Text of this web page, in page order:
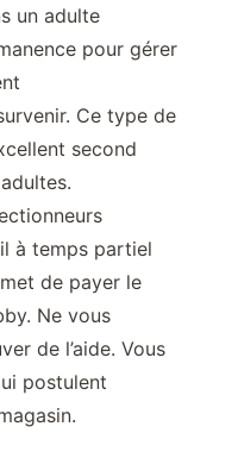
un adulte
pour gérer
Ce type de
second
à temps partiel
de payer le
Ne vous
de l’aide. Vous
postulent